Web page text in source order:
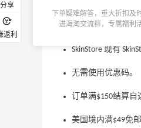
SkinStore 现有
无需使用优惠码。
订单满$150结算自
美国境内满$49免邮
分享
返利
下单疑难解答，重大折扣及
进海淘交流群，专属福利